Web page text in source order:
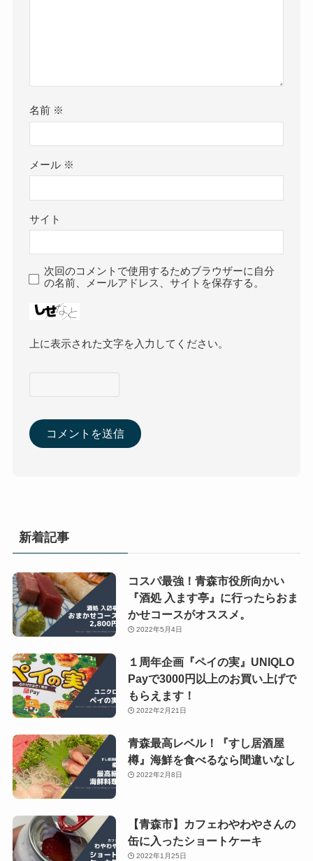
名前 ※
メール ※
サイト
次回のコメントで使用するためブラウザーに自分
の名前、メールアドレス、サイトを保存する。
上に表示された文字を入力してください。
新着記事
コスパ最強！青森市役所向かい
『酒処 入ます亭』に行ったらおま
かせコースがオススメ。
2022年5月4日
１周年企画『ペイの実』UNIQLO
Payで3000円以上のお買い上げで
もらえます！
2022年2月21日
青森最高レベル！『すし居酒屋
樽』海鮮を食べるなら間違いなし
2022年2月8日
【青森市】カフェわやわやさんの
缶に入ったショートケーキ
2022年1月25日